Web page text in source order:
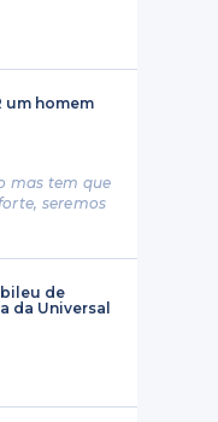
um homem
mas tem que
seremos
de
da Universal